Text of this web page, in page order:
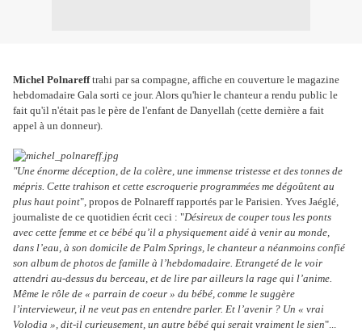
Michel Polnarefftrahi par sa compagne, affiche en couverture le magazine
hebdomadaire Gala sorti ce jour. Alors qu'hier le chanteur a rendu public le
fait qu'il n'était pas le père de l'enfant de Danyellah (cette dernière a fait
appel à un donneur).
"Une énorme déception, de la colère, une immense tristesse et des tonnes de
mépris. Cette trahison et cette escroquerie programmées me dégoûtent au
plus haut point", propos de Polnareff rapportés par le Parisien. Yves Jaéglé,
journaliste de ce quotidien écrit ceci : "Désireux de couper tous les ponts
avec cette femme et ce bébé qu’il a physiquement aidé à venir au monde,
dans l’eau, à son domicile de Palm Springs, le chanteur a néanmoins confié
son album de photos de famille à l’hebdomadaire. Etrangeté de le voir
attendri au-dessus du berceau, et de lire par ailleurs la rage qui l’anime.
Même le rôle de « parrain de coeur » du bébé, comme le suggère
l’intervieweur, il ne veut pas en entendre parler. Et l’avenir ? Un « vrai
Volodia », dit-il curieusement, un autre bébé qui serait vraiment le sien"...